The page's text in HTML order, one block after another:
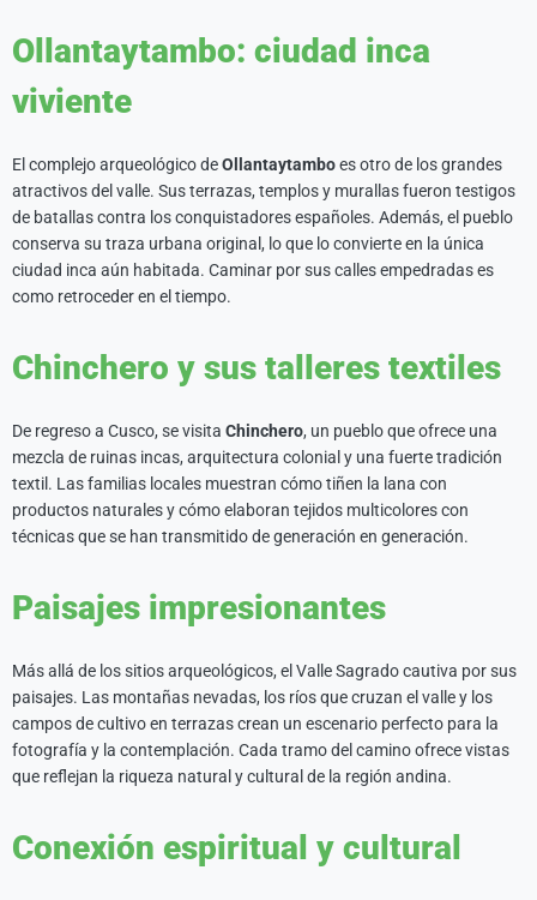
Ollantaytambo: ciudad inca
viviente
El complejo arqueológico deOllantaytamboes otro de los grandes
atractivos del valle. Sus terrazas, templos y murallas fueron testigos
de batallas contra los conquistadores españoles. Además, el pueblo
conserva su traza urbana original, lo que lo convierte en la única
ciudad inca aún habitada. Caminar por sus calles empedradas es
como retroceder en el tiempo.
Chinchero y sus talleres textiles
De regreso a Cusco, se visita Chinchero, un pueblo que ofrece una
mezcla de ruinas incas, arquitectura colonial y una fuerte tradición
textil. Las familias locales muestran cómo tiñen la lana con
productos naturales y cómo elaboran tejidos multicolores con
técnicas que se han transmitido de generación en generación.
Paisajes impresionantes
Más allá de los sitios arqueológicos, el Valle Sagrado cautiva por sus
paisajes. Las montañas nevadas, los ríos que cruzan el valle y los
campos de cultivo en terrazas crean un escenario perfecto para la
fotografía y la contemplación. Cada tramo del camino ofrece vistas
que reflejan la riqueza natural y cultural de la región andina.
Conexión espiritual y cultural